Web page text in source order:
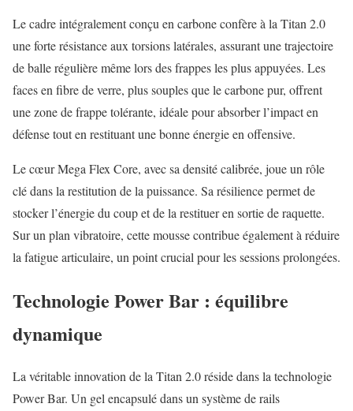
Le cadre intégralement conçu en carbone confère à la Titan 2.0
une forte résistance aux torsions latérales, assurant une trajectoire
de balle régulière même lors des frappes les plus appuyées. Les
faces en fibre de verre, plus souples que le carbone pur, offrent
une zone de frappe tolérante, idéale pour absorber l’impact en
défense tout en restituant une bonne énergie en offensive.
Le cœur Mega Flex Core, avec sa densité calibrée, joue un rôle
clé dans la restitution de la puissance. Sa résilience permet de
stocker l’énergie du coup et de la restituer en sortie de raquette.
Sur un plan vibratoire, cette mousse contribue également à réduire
la fatigue articulaire, un point crucial pour les sessions prolongées.
Technologie Power Bar : équilibre
dynamique
La véritable innovation de la Titan 2.0 réside dans la technologie
Power Bar. Un gel encapsulé dans un système de rails